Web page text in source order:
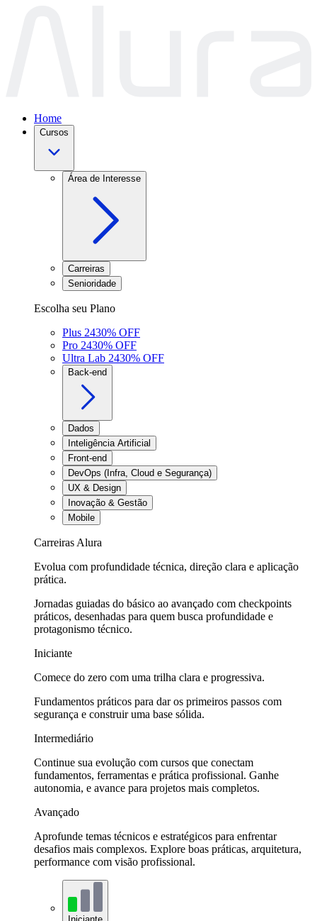
Home
Cursos
Área de Interesse
Carreiras
Senioridade
Escolha seu Plano
Plus 2430% OFF
Pro 2430% OFF
Ultra Lab 2430% OFF
Back-end
Dados
Inteligência Artificial
Front-end
DevOps (Infra, Cloud e Segurança)
UX & Design
Inovação & Gestão
Mobile
Carreiras Alura
Evolua com profundidade técnica, direção clara e aplicação
prática.
Jornadas guiadas do básico ao avançado com checkpoints
práticos, desenhadas para quem busca profundidade e
protagonismo técnico.
Iniciante
Comece do zero com uma trilha clara e progressiva.
Fundamentos práticos para dar os primeiros passos com
segurança e construir uma base sólida.
Intermediário
Continue sua evolução com cursos que conectam
fundamentos, ferramentas e prática profissional. Ganhe
autonomia, e avance para projetos mais completos.
Avançado
Aprofunde temas técnicos e estratégicos para enfrentar
desafios mais complexos. Explore boas práticas, arquitetura,
performance com visão profissional.